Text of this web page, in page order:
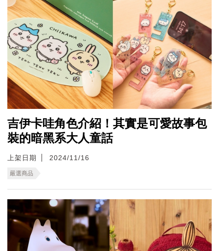
吉伊卡哇角色介紹！其實是可愛故事包
裝的暗黑系大人童話
上架日期 2024/11/16
嚴選商品